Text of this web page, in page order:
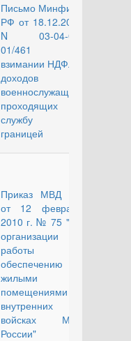
Письмо Минфина
РФ от 18.12.2008
N 03-04-05-
01/461 О
взимании НДФЛ с
доходов
военнослужащих,
проходящих
службу за
границей
Приказ МВД РФ
от 12 февраля
2010 г. № 75 "Об
организации
работы по
обеспечению
жилыми
помещениями во
внутренних
войсках МВД
России"